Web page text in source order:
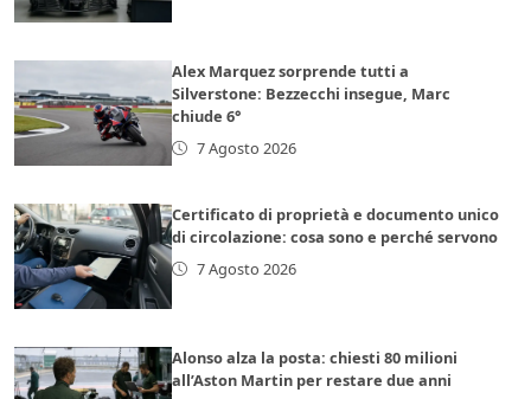
Alex Marquez sorprende tutti a
Silverstone: Bezzecchi insegue, Marc
chiude 6°
7 Agosto 2026
Certificato di proprietà e documento unico
di circolazione: cosa sono e perché servono
7 Agosto 2026
Alonso alza la posta: chiesti 80 milioni
all’Aston Martin per restare due anni